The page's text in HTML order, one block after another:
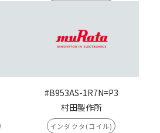
#B953AS-1R7N=P3
村田製作所
インダクタ(コイル)